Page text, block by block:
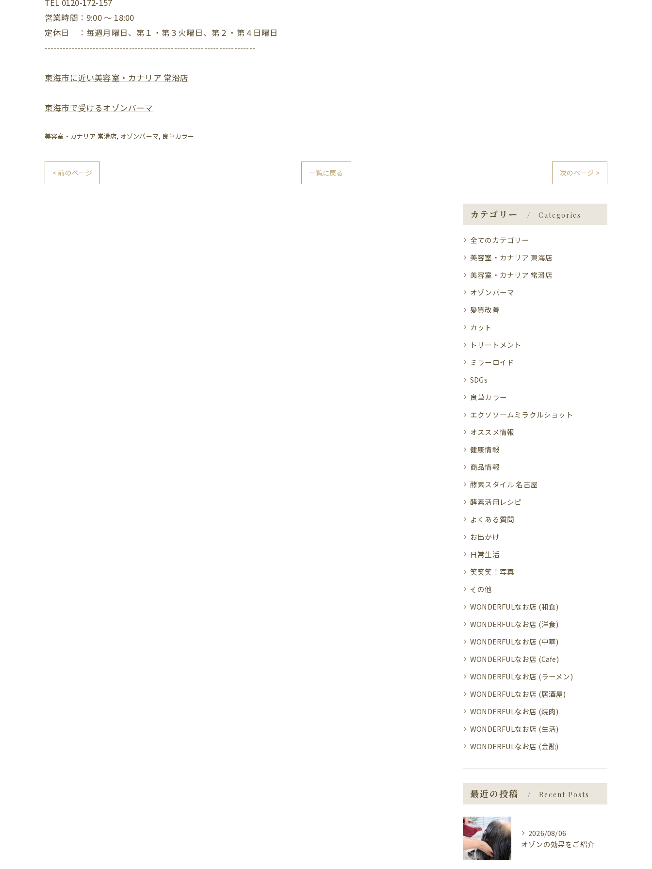
TEL 0120-172-157
営業時間：9:00 ～ 18:00
定休日 ：毎週月曜日、第１・第３火曜日、第２・第４日曜日
----------------------------------------------------------------------
東海市に近い美容室・カナリア 常滑店
東海市で受けるオゾンパーマ
美容室・カナリア 常滑店 オゾンパーマ 良草カラー
< 前のページ 一覧に戻る 次のページ >
カテゴリー Categories
全てのカテゴリー
美容室・カナリア 東海店
美容室・カナリア 常滑店
オゾンパーマ
髪質改善
カット
トリートメント
ミラーロイド
SDGs
良草カラー
エクソソームミラクルショット
オススメ情報
健康情報
商品情報
酵素スタイル 名古屋
酵素活用レシピ
よくある質問
お出かけ
日常生活
笑笑笑！写真
その他
WONDERFULなお店 (和食)
WONDERFULなお店 (洋食)
WONDERFULなお店 (中華)
WONDERFULなお店 (Cafe)
WONDERFULなお店 (ラーメン)
WONDERFULなお店 (居酒屋)
WONDERFULなお店 (焼肉)
WONDERFULなお店 (生活)
WONDERFULなお店 (金融)
最近の投稿 Recent Posts
2026/08/06
オゾンの効果をご紹介